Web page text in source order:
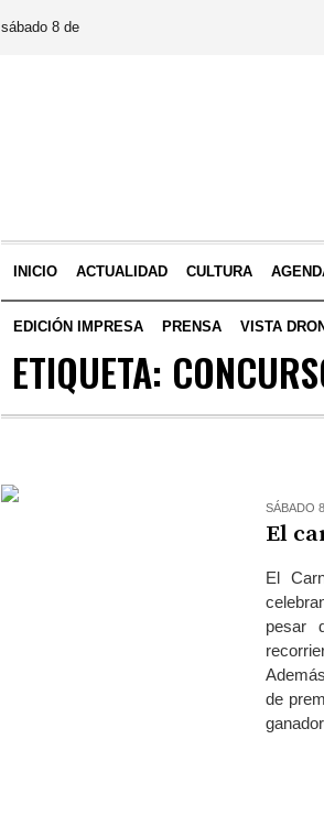
sábado 8 de
INICIO ACTUALIDAD CULTURA
EDICIÓN IMPRESA PRENSA VISTA DRON
ETIQUETA:
SÁBADO
El
El
pesar
de